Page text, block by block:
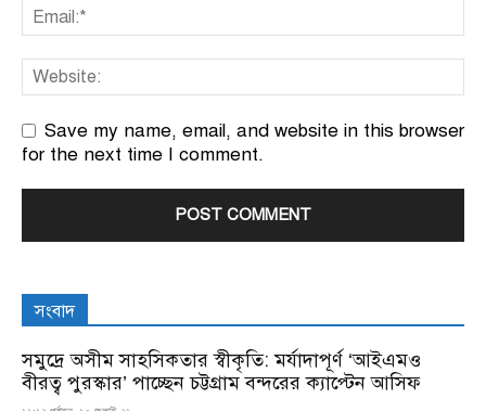
Save my name, email, and website in this browser
for the next time I comment.
সংবাদ
সমুদ্রে অসীম সাহসিকতার স্বীকৃতি: মর্যাদাপূর্ণ ‘আইএমও
বীরত্ব পুরস্কার’ পাচ্ছেন চট্টগ্রাম বন্দরের ক্যাপ্টেন আসিফ